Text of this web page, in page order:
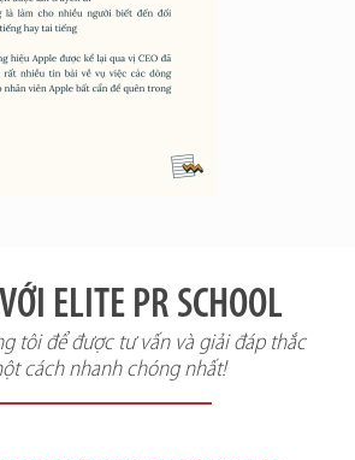
ELITE PR SCHOOL
tôi để được tư vấn và giải đáp thắc
cách nhanh chóng nhất!